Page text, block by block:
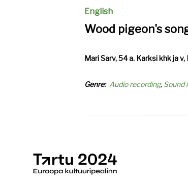
English
Wood pigeon's
Mari Sarv, 54 a. Karksi khk ja
Genre Audio recording Sound